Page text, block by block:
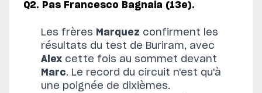
Q2. Pas Francesco Bagnaia (13e).
Les frères Marquez confirment les
résultats du test de Buriram, avec
Alex cette fois au sommet devant
Marc. Le record du circuit n'est qu'à
une poignée de dixièmes.